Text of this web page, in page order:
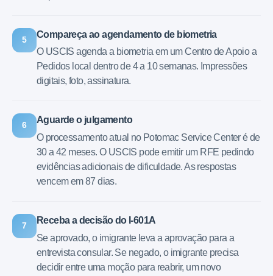
5
Compareça ao agendamento de biometria
O USCIS agenda a biometria em um Centro de Apoio a
Pedidos local dentro de 4 a 10 semanas. Impressões
digitais, foto, assinatura.
6
Aguarde o julgamento
O processamento atual no Potomac Service Center é de
30 a 42 meses. O USCIS pode emitir um RFE pedindo
evidências adicionais de dificuldade. As respostas
vencem em 87 dias.
7
Receba a decisão do I-601A
Se aprovado, o imigrante leva a aprovação para a
entrevista consular. Se negado, o imigrante precisa
decidir entre uma moção para reabrir, um novo